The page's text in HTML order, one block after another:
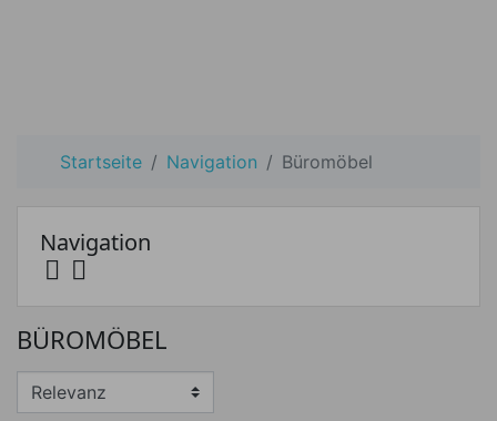
Startseite Navigation Büromöbel
Preis von Preis bis
Navigation
 
BÜROMÖBEL